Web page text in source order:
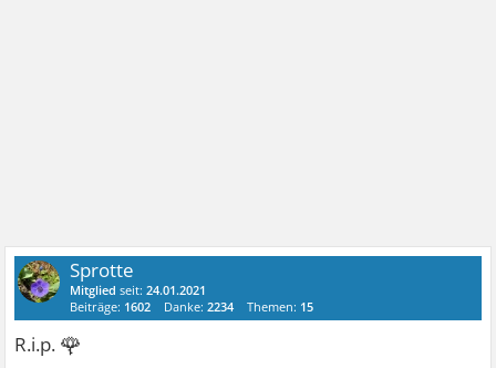
Sprotte
Mitglied seit:24.01.2021
Beiträge: 1602 Danke:2234 Themen: 15
R.i.p. 🌹